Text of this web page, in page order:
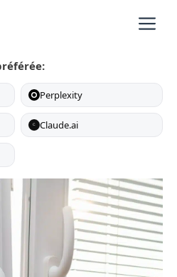
Perplexity
C Claude.ai